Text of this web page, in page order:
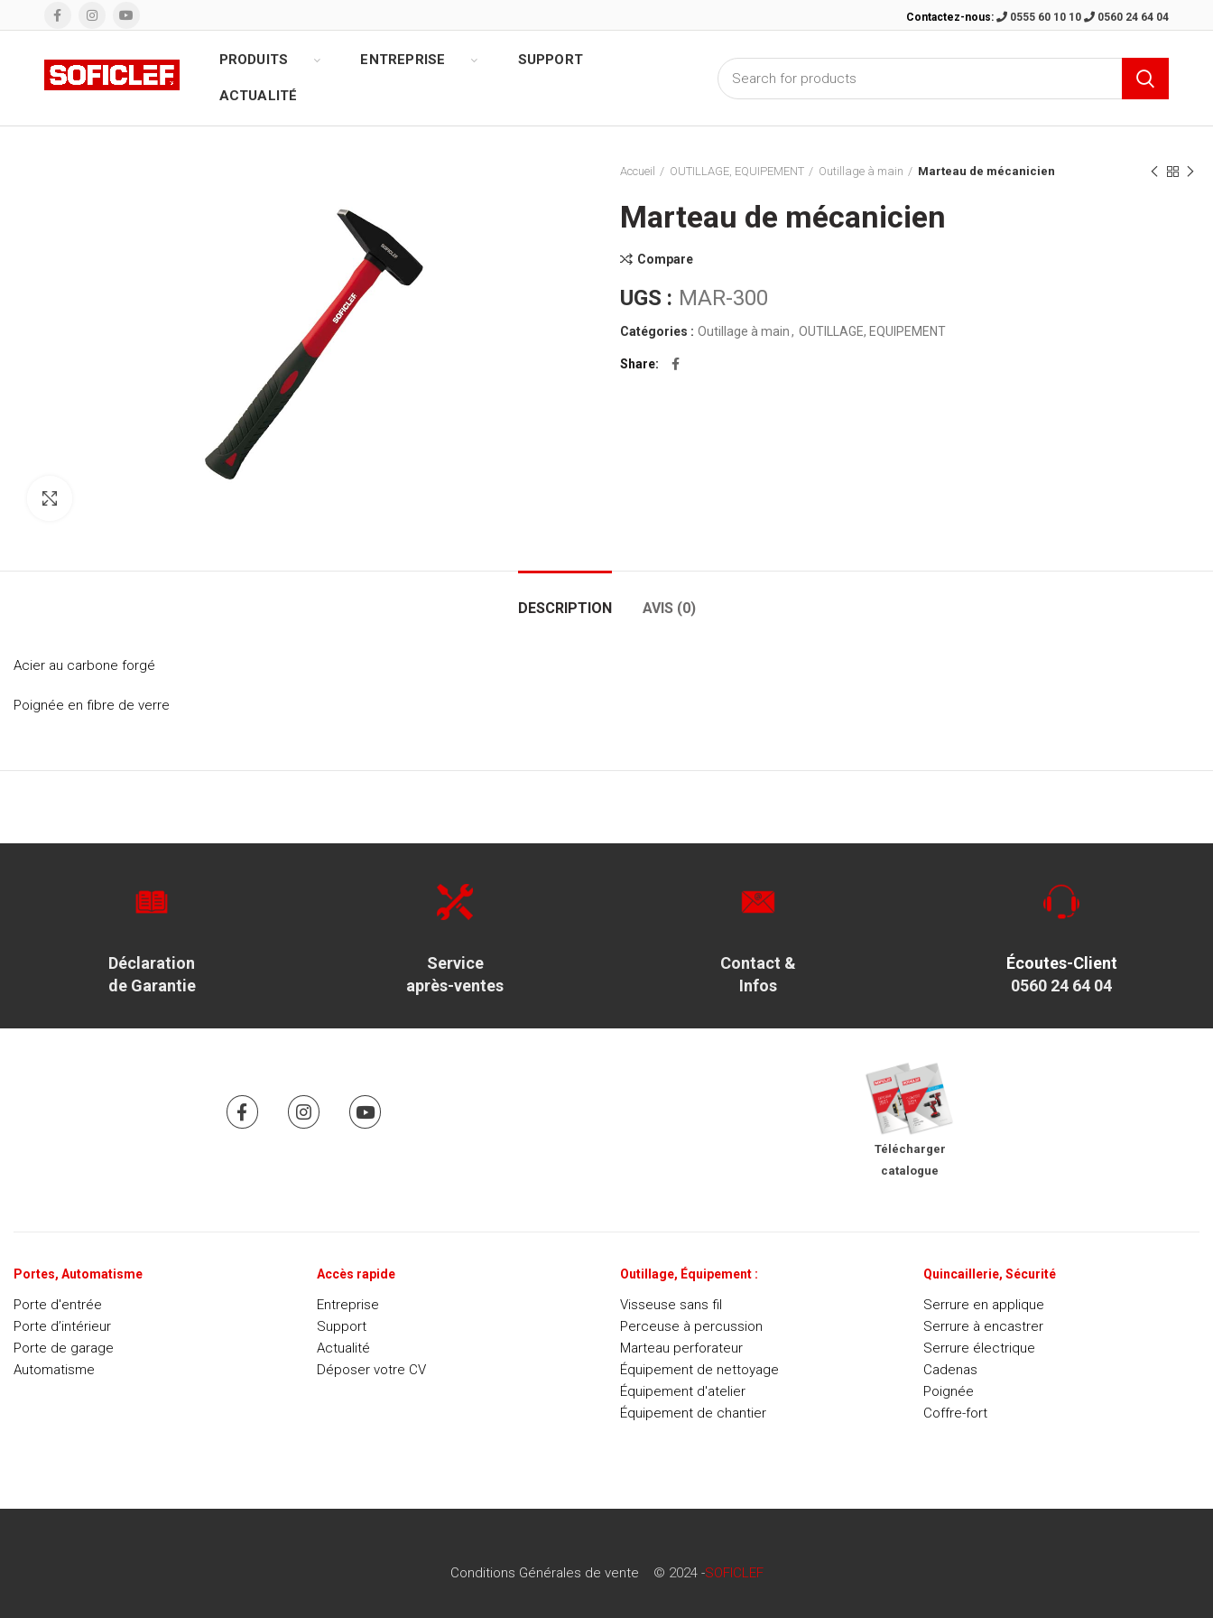
Contactez-nous: 0555 60 10 10 0560 24 64 04
PRODUITS ENTREPRISE SUPPORT
ACTUALITÉ
Accueil OUTILLAGE, EQUIPEMENT Outillage à main Marteau de mécanicien
Marteau de mécanicien
Compare
UGS : MAR-300
Catégories : Outillage à main, OUTILLAGE, EQUIPEMENT
Share
DESCRIPTION AVIS (0)
Acier au carbone forgé
Poignée en fibre de verre
Déclaration
de Garantie
Service
après-ventes
Contact &
Infos
Écoutes-Client
0560 24 64 04
Télécharger
catalogue
Portes, Automatisme
Porte d'entrée
Porte d’intérieur
Porte de garage
Automatisme
Accès rapide
Entreprise
Support
Actualité
Déposer votre CV
Outillage, Équipement :
Visseuse sans fil
Perceuse à percussion
Marteau perforateur
Équipement de nettoyage
Équipement d'atelier
Équipement de chantier
Quincaillerie, Sécurité
Serrure en applique
Serrure à encastrer
Serrure électrique
Cadenas
Poignée
Coffre-fort
Conditions Générales de vente © 2024 -SOFICLEF